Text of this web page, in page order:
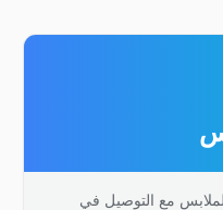
مع التوصيل في